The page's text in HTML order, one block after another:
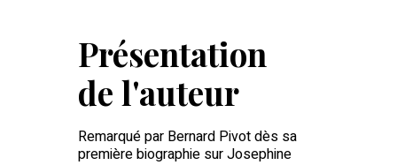
Présentation
de l'auteur
Remarqué par Bernard Pivot dès sa
première biographie sur Josephine